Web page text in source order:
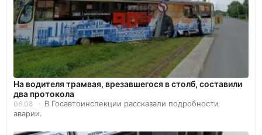
На водителя трамвая, врезавшегося в столб, составили
два протокола
06.08
В Госавтоинспекции рассказали подробности
аварии.